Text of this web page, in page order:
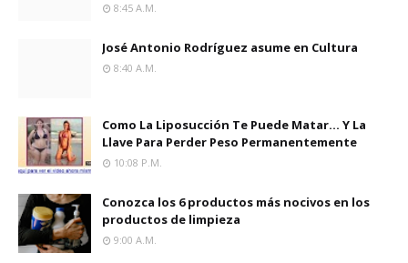
8:45 A.m.
José Antonio Rodríguez asume en Cultura
8:40 A.m.
Como La Liposucción Te Puede Matar… Y La
Llave Para Perder Peso Permanentemente
10:08 P.m.
Conozca los 6 productos más nocivos en los
productos de limpieza
9:00 A.m.